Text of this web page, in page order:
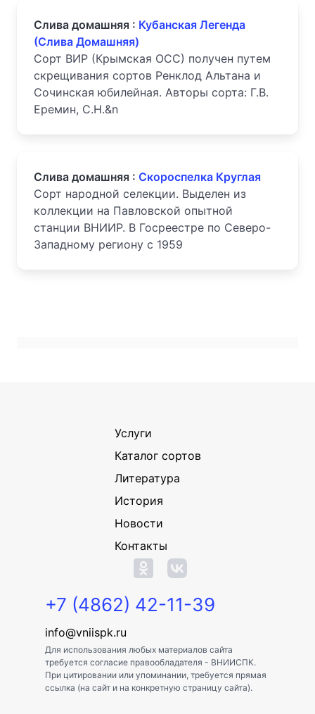
Слива домашняя : Кубанская Легенда
(Слива Домашняя)
Сорт ВИР (Крымская ОСС) получен путем
скрещивания сортов Ренклод Альтана и
Сочинская юбилейная. Авторы сорта: Г.В.
Еремин, С.Н.&n
Слива домашняя : Скороспелка Круглая
Сорт народной селекции. Выделен из
коллекции на Павловской опытной
станции ВНИИР. В Госреестре по Северо-
Западному региону с 1959
Услуги
Каталог сортов
Литература
История
Новости
Контакты
+7 (4862) 42-11-39
info@vniispk.ru
Для использования любых материалов сайта
требуется согласие правообладателя - ВНИИСПК.
При цитировании или упоминании, требуется прямая
ссылка (на сайт и на конкретную страницу сайта).